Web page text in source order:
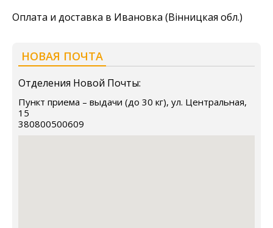
Оплата и доставка в Ивановка (Вінницкая обл.)
НОВАЯ ПОЧТА
Отделения Новой Почты:
Пункт приема – выдачи (до 30 кг), ул. Центральная,
15
380800500609